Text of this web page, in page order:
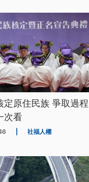
定原住民族 爭取過程
次看
社福人權